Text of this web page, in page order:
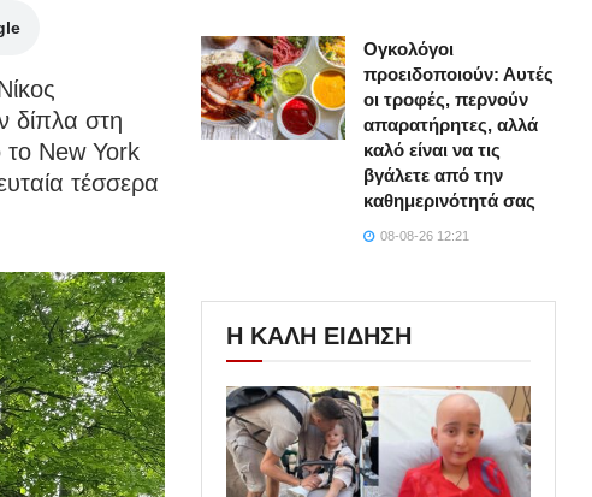
δίπλα στη
το New York
τέσσερα
Ογκολόγοι
προειδοποιούν: Αυτές
οι τροφές, περνούν
απαρατήρητες, αλλά
καλό είναι να τις
βγάλετε από την
καθημερινότητά σας
08-08-26 12:21
Η ΚΑΛΗ ΕΙΔΗΣΗ